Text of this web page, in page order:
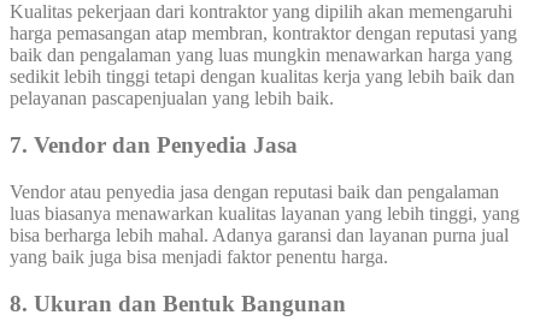
Kualitas pekerjaan dari kontraktor yang dipilih akan memengaruhi
harga pemasangan atap membran, kontraktor dengan reputasi yang
baik dan pengalaman yang luas mungkin menawarkan harga yang
sedikit lebih tinggi tetapi dengan kualitas kerja yang lebih baik dan
pelayanan pascapenjualan yang lebih baik.
7. Vendor dan Penyedia Jasa
Vendor atau penyedia jasa dengan reputasi baik dan pengalaman
luas biasanya menawarkan kualitas layanan yang lebih tinggi, yang
bisa berharga lebih mahal. Adanya garansi dan layanan purna jual
yang baik juga bisa menjadi faktor penentu harga.
8. Ukuran dan Bentuk Bangunan